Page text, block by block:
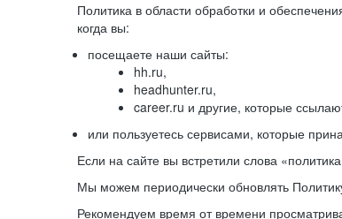
Политика в области обработки и
когда вы:
посещаете наши сайты:
hh.ru,
headhunter.ru,
career.ru и другие, которые
или пользуетесь сервисами, которые
Если на сайте вы встретили слова
Мы можем периодически обновлять
Рекомендуем время от времени